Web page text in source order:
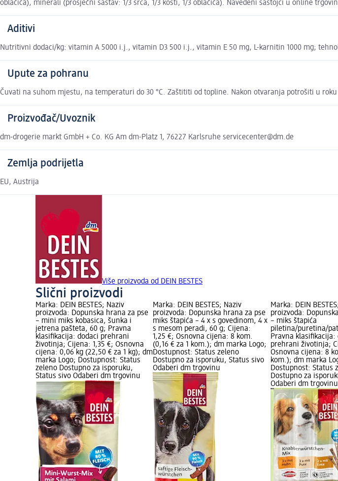
oblačića), minerali (prosječni sastav: 1/3 srca, 1/3 kosti, 1/3 oblačića). Navedeni sastojci u online
Aditivi
Nutritivni dodaci/kg: vitamin A 5000 i.j., vitamin D3 500 i.j., vitamin E 50 mg, L-karnitin 1000 mg;
Upute za pohranu
Čuvati na suhom mjestu, na temperaturi do 30 °C. Zaštititi od topline. Nakon otvaranja potrošiti u roku
Proizvođač/Uvoznik
dm-drogerie markt GmbH + Co. KG Am dm-Platz 1, 76227 Karlsruhe servicecenter@dm.de
Zemlja podrijetla
EU, Austrija
Više proizvoda od DEIN BESTES
Slični proizvodi
Marka: DEIN BESTES; Naziv
proizvoda: Dopunska hrana za pse
– mini miks kobasica, šunka i
jetrena pašteta, 60 g; Pravna
klasifikacija: dodaci prehrani
životinja; Cijena: 1,35 €; Osnovna
cijena: 0,06 kg (22,50 € za 1 kg); dm
marka Logo; Dostupnost: Status
zeleno Dostupno za isporuku,
Status sivo Odaberi dm trgovinu
Marka: DEIN BESTES; Naziv
proizvoda: Dopunska hrana za pse
miks štapića – 4 x s govedinom, 4 x
s mesom peradi, 60 g; Cijena:
1,25 €; Osnovna cijena: 8 kom.
(0,16 € za 1 kom.); dm marka Logo;
Dostupnost: Status zeleno
Dostupno za isporuku, Status sivo
Odaberi dm trgovinu
Marka: DEIN
proizvoda:
– miks štapića
piletina/puretina/
Pravna klasifikacija:
prehrani životinja;
Osnovna cijena: 8
kom.); dm marka
Dostupnost: Status
Dostupno za
Odaberi dm trgovinu